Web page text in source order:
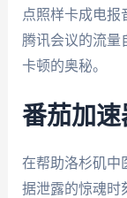
点照样卡成电报
腾讯会议的流量
卡顿的奥秘。
番茄加
在帮助洛杉矶中
据泄露的惊魂